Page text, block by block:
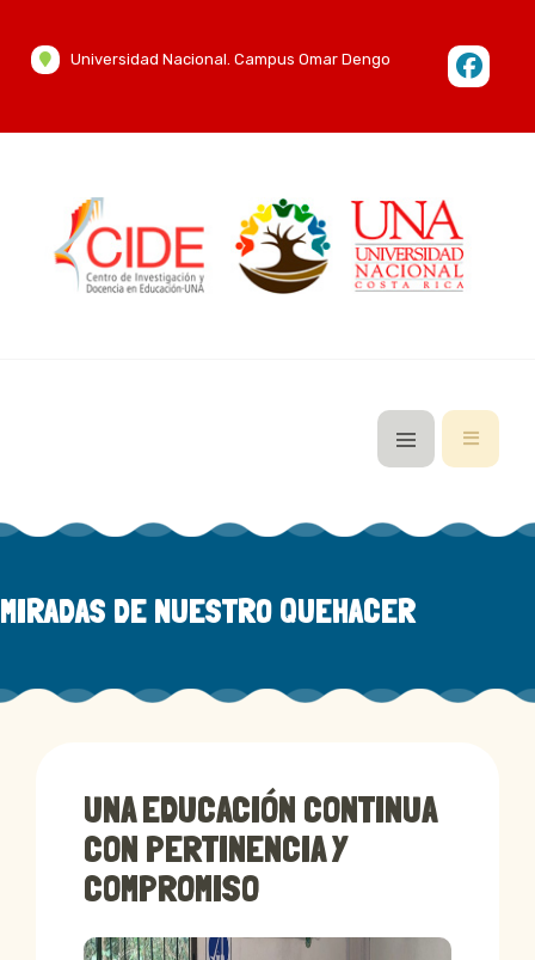
Universidad Nacional. Campus Omar Dengo
MIRADAS DE NUESTRO QUEHACER
UNA EDUCACIÓN CONTINUA
CON PERTINENCIA Y
COMPROMISO